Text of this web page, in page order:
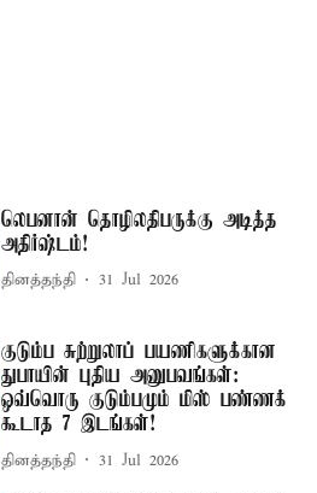
லெபனான் தொழிலதிபருக்கு அடித்த
அதிர்ஷ்டம்!
தினத்தந்தி 31 Jul 2026
குடும்ப சுற்றுலாப் பயணிகளுக்கான
துபாயின் புதிய அனுபவங்கள்:
ஒவ்வொரு குடும்பமும் மிஸ் பண்ணக்
கூடாத 7 இடங்கள்!
தினத்தந்தி 31 Jul 2026